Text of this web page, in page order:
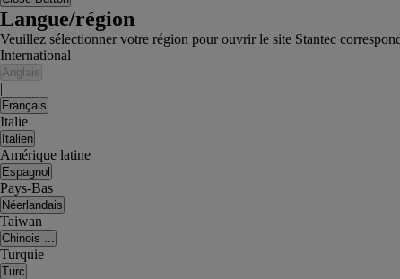
Langue/région
Veuillez sélectionner votre région pour ouvrir le site Stantec
International
Anglais
|
Français
Italie
Italien
Amérique latine
Espagnol
Pays-Bas
Néerlandais
Taiwan
Chinois ...
Turquie
Turc